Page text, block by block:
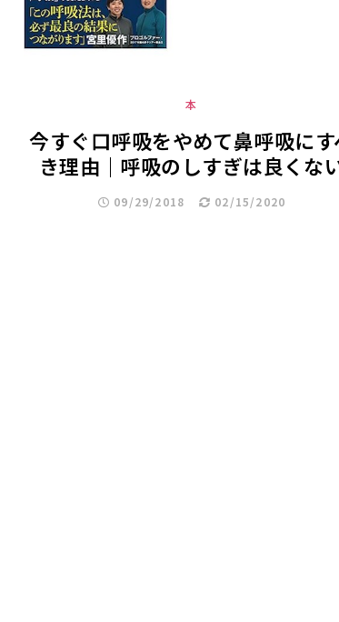
本
今すぐ口呼吸をやめて鼻呼吸にす
き理由｜呼吸のしすぎは良くな
09/29/2018 02/15/2020